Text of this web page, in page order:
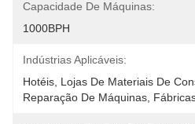
Capacidade De Máquinas:
1000BPH
Indústrias Aplicáveis:
Hotéis, Lojas De Materiais De
Reparação De Máquinas,